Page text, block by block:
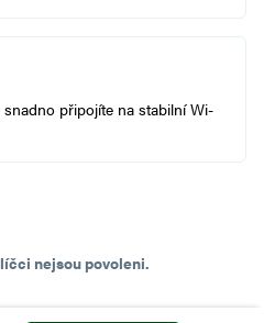
připojíte na stabilní Wi-
nejsou povoleni.